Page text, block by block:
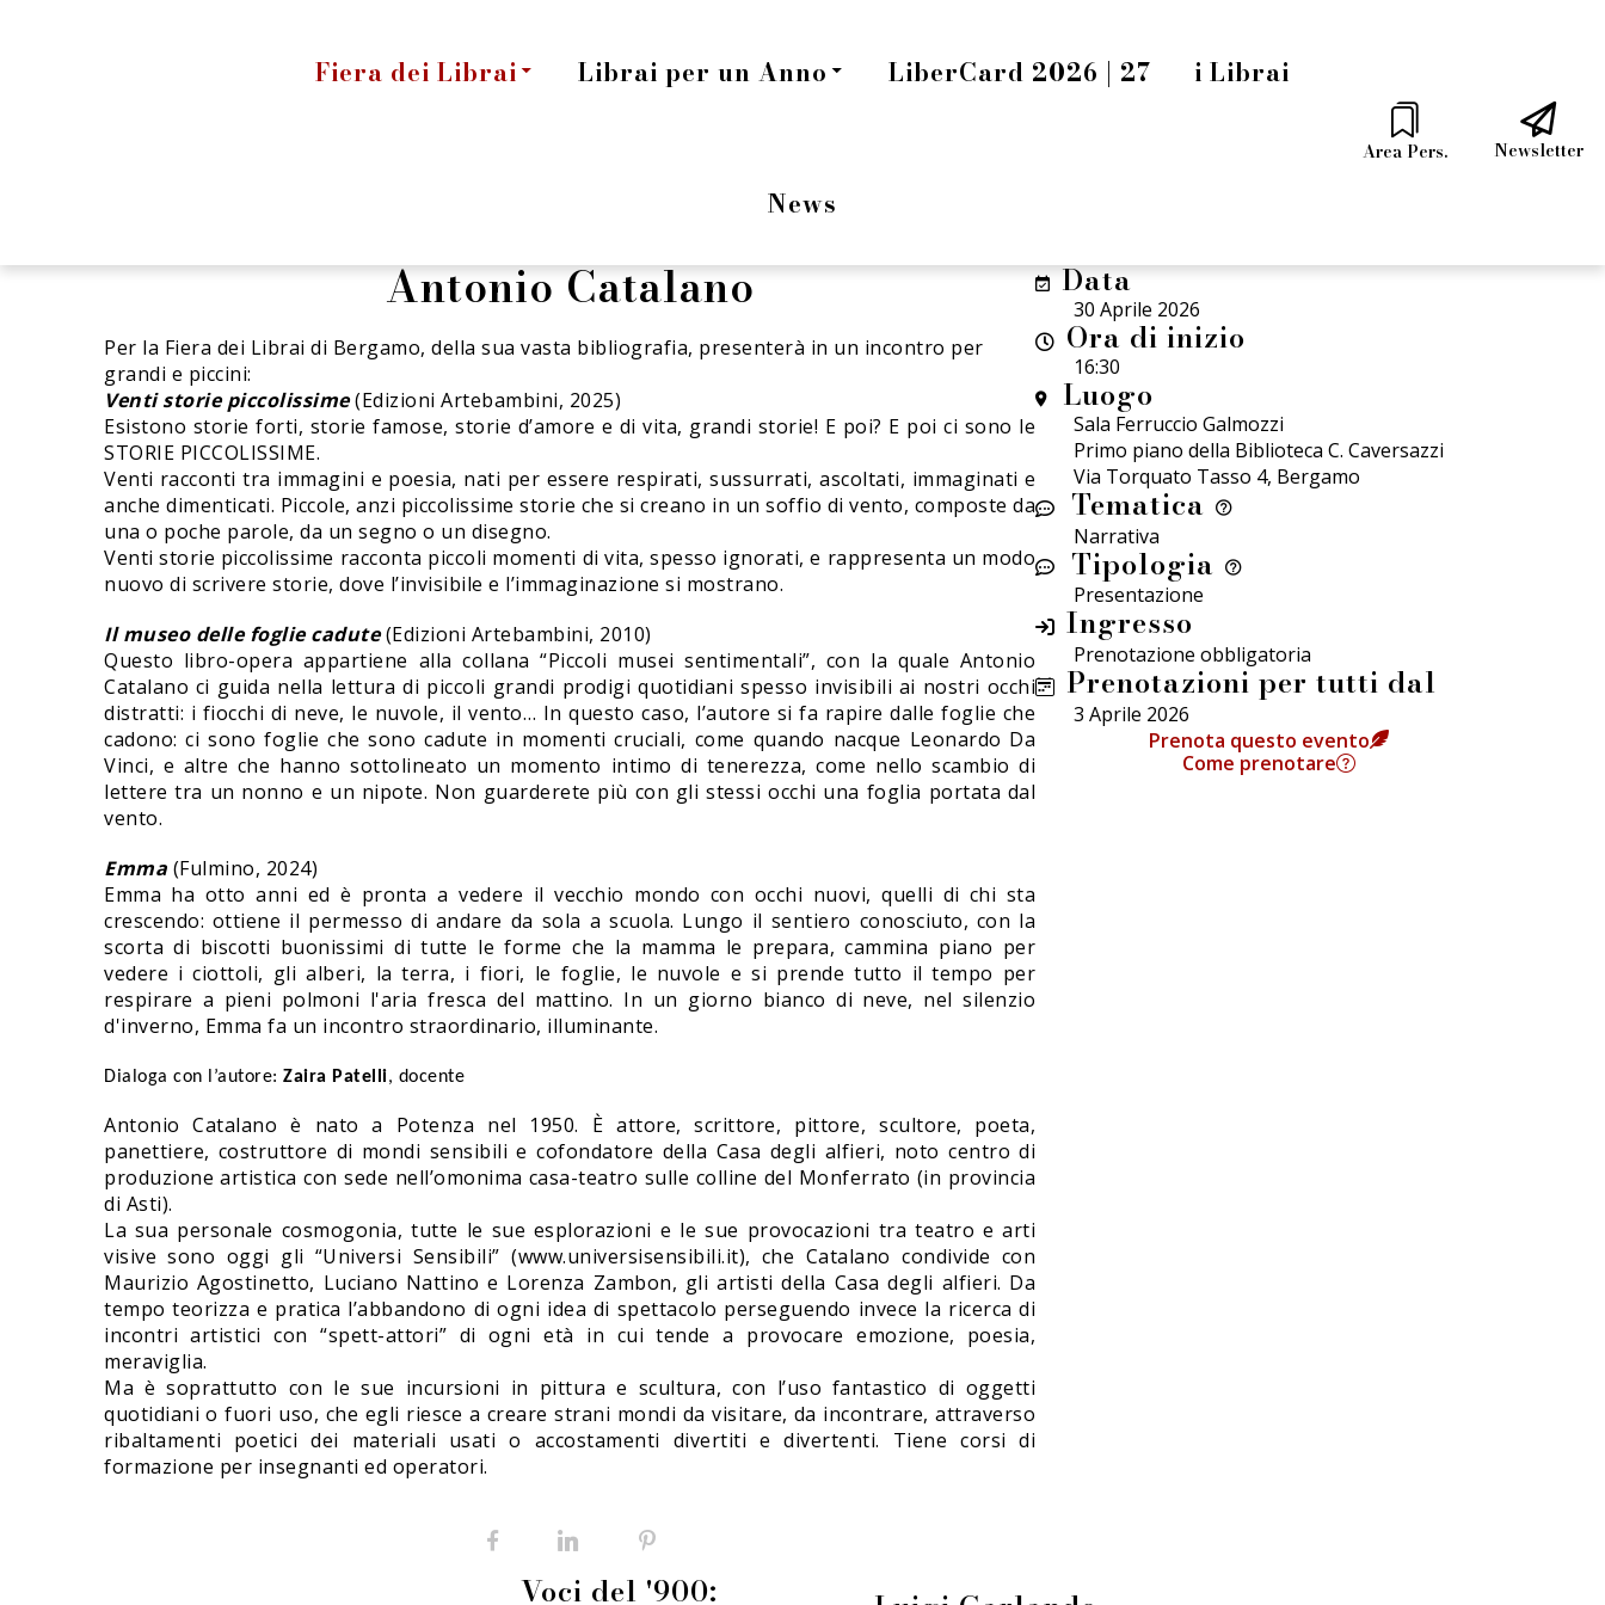
Fiera dei Librai Librai per un Anno LiberCard 2026 | 27 i Librai
News
Area Pers. Newsletter
Antonio Catalano
Per la Fiera dei Librai di Bergamo, della sua vasta bibliografia, presenterà in un incontro per
grandi e piccini:
Venti storie piccolissime(Edizioni Artebambini, 2025)
Esistono storie forti, storie famose, storie d’amore e di vita, grandi storie! E poi? E poi ci sono le
STORIE PICCOLISSIME.
Venti racconti tra immagini e poesia, nati per essere respirati, sussurrati, ascoltati, immaginati e
anche dimenticati. Piccole, anzi piccolissime storie che si creano in un soffio di vento, composte da
una o poche parole, da un segno o un disegno.
Venti storie piccolissime racconta piccoli momenti di vita, spesso ignorati, e rappresenta un modo
nuovo di scrivere storie, dove l’invisibile e l’immaginazione si mostrano.
Il museo delle foglie cadute(Edizioni Artebambini, 2010)
Questo libro-opera appartiene alla collana “Piccoli musei sentimentali”, con la quale Antonio
Catalano ci guida nella lettura di piccoli grandi prodigi quotidiani spesso invisibili ai nostri occhi
distratti: i fiocchi di neve, le nuvole, il vento… In questo caso, l’autore si fa rapire dalle foglie che
cadono: ci sono foglie che sono cadute in momenti cruciali, come quando nacque Leonardo Da
Vinci, e altre che hanno sottolineato un momento intimo di tenerezza, come nello scambio di
lettere tra un nonno e un nipote. Non guarderete più con gli stessi occhi una foglia portata dal
vento.
Emma (Fulmino, 2024)
Emma ha otto anni ed è pronta a vedere il vecchio mondo con occhi nuovi, quelli di chi sta
crescendo: ottiene il permesso di andare da sola a scuola. Lungo il sentiero conosciuto, con la
scorta di biscotti buonissimi di tutte le forme che la mamma le prepara, cammina piano per
vedere i ciottoli, gli alberi, la terra, i fiori, le foglie, le nuvole e si prende tutto il tempo per
respirare a pieni polmoni l'aria fresca del mattino. In un giorno bianco di neve, nel silenzio
d'inverno, Emma fa un incontro straordinario, illuminante.
Dialoga con l’autore: Zaira Patelli, docente
Antonio Catalano è nato a Potenza nel 1950. È attore, scrittore, pittore, scultore, poeta,
panettiere, costruttore di mondi sensibili e cofondatore della Casa degli alfieri, noto centro di
produzione artistica con sede nell’omonima casa-teatro sulle colline del Monferrato (in provincia
di Asti).
La sua personale cosmogonia, tutte le sue esplorazioni e le sue provocazioni tra teatro e arti
visive sono oggi gli “Universi Sensibili” (www.universisensibili.it), che Catalano condivide con
Maurizio Agostinetto, Luciano Nattino e Lorenza Zambon, gli artisti della Casa degli alfieri. Da
tempo teorizza e pratica l’abbandono di ogni idea di spettacolo perseguendo invece la ricerca di
incontri artistici con “spett-attori” di ogni età in cui tende a provocare emozione, poesia,
meraviglia.
Ma è soprattutto con le sue incursioni in pittura e scultura, con l’uso fantastico di oggetti
quotidiani o fuori uso, che egli riesce a creare strani mondi da visitare, da incontrare, attraverso
ribaltamenti poetici dei materiali usati o accostamenti divertiti e divertenti. Tiene corsi di
formazione per insegnanti ed operatori.
Facebook LinkedIn
Data
30 Aprile 2026
Ora di inizio
16:30
Luogo
Sala Ferruccio Galmozzi
Primo piano della Biblioteca C. Caversazzi
Via Torquato Tasso 4, Bergamo
Tematica
Narrativa
Tipologia
Presentazione
Ingresso
Prenotazione obbligatoria
Prenotazioni per tutti dal
3 Aprile 2026
Prenota questo evento
Come prenotare
Voci del '900: